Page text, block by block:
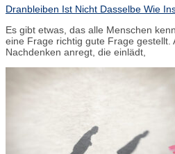
Dranbleiben Ist Nicht Dasselbe Wie
Es gibt etwas, das alle Menschen
eine Frage richtig gute Frage gestellt.
Nachdenken anregt, die einlädt,